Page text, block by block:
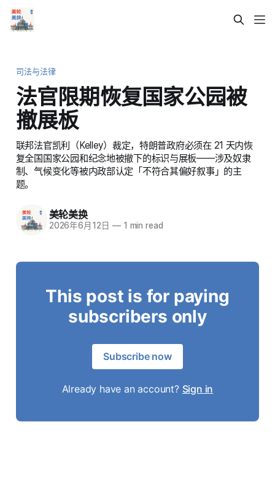
司法与法律
法官限期恢复国家公园被
撤展板
联邦法官凯利（Kelley）裁定，特朗普政府必须在 21 天内恢
复全国国家公园和纪念地被撤下的标识与展板——涉及奴隶
制、气候变化等被内政部认定「不符合其偏好叙事」的主
题。
美轮美换
2026年6月12日 —1 min read
This post is for paying
subscribers only
Subscribe now
Already have an account? Sign in